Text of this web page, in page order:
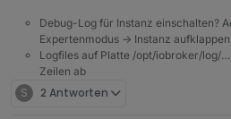
Debug-Log für Instanz einschalten?
Expertenmodus -> Instanz
Logfiles auf Platte /opt/iobroker/log/
Zeilen ab
S 2 Antworten